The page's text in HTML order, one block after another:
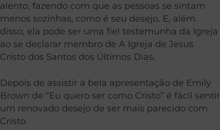
alento, fazendo com que as pessoas se sintam
menos sozinhas, como é seu desejo. E, além
disso, ela pode ser uma fiel testemunha da Igreja
ao se declarar membro de A Igreja de Jesus
Cristo dos Santos dos Últimos Dias.
Depois de assistir a bela apresentação de Emily
Brown de “Eu quero ser como Cristo” é fácil sentir
um renovado desejo de ser mais parecido com
Cristo.